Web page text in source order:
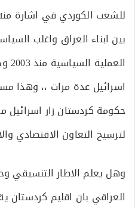
للشعب الكوردي في اشارة
بين ابناء العراق واغلب
اسرائيل عدة مرات ،، وهذا
حكومة كردستان زار اسرائيل
لترسيخ التعاون الاقتصادي
وهل يعلم الاطار التنسيقي
العراقي بان اقليم كردستان